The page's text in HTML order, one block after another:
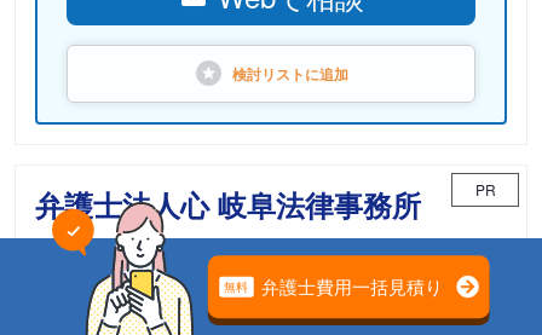
検討リストに追加
弁護士法人心 岐阜法律事務所 PR
相続案件のための「相続チーム」が担当
電話相談可能 初回面談無料